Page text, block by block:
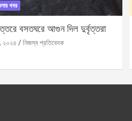
খবর
বসতঘরে আগুন দিল দুর্বৃত্তরা
২০২৫ নিজস্ব প্রতিবেদক